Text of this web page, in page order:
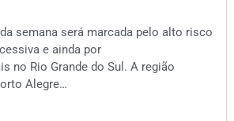
semana será marcada pelo alto risco
e ainda por
no Rio Grande do Sul. A região
Alegre…